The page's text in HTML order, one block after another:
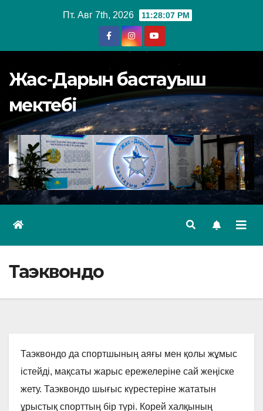
Пт. Авг 7th, 2026 11:28:08 PM
Жас-Дарын бастауыш
мектебі
Таэквондо
Таэквондо да спортшының аяғы мен қолы жұмыс
істейді, мақсаты жарыс ережелеріне сай жеңіске
жету. Таэквондо шығыс күрестеріне жататын
ұрыстық спорттың бір түрі. Корей халқының